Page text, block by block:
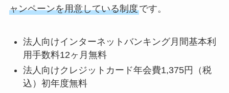
ャンペーンを用意している制度です。
法人向けインターネットバンキング月間基本利
用手数料12ヶ月無料
法人向けクレジットカード年会費1,375円（税
込）初年度無料